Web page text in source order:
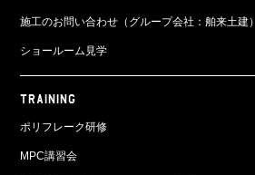
施工のお問い合わせ（グループ会社：舶来土建）
ショールーム見学
TRAINING
ポリフレーク研修
MPC講習会